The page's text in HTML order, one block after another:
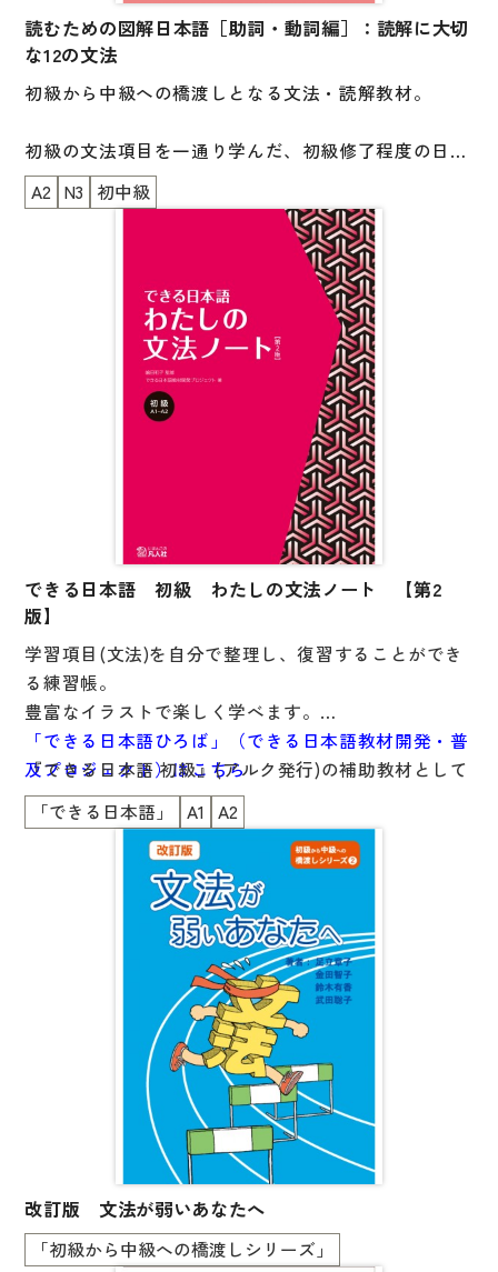
カセットテープ・ＣＤ
カード・ゲーム・絵教材
絵本・子ども向け補助
図表
辞典
漢字字典（辞典）
スペイン語辞典
ポルトガル語辞典
ロシア語辞典
各国語辞典
国語辞典
漢字・漢和辞典
語学・文法辞典
表現・用字用語辞典
比較文化辞典
教師用参考書
文章・談話・表現
表記
言語学
レベルのめやす：JLPT N3～、A2～
読むための図解日本語［助詞・動詞編］：読解に大切
な12の文法
初級から中級への橋渡しとなる文法・読解教材。
初級の文法項目を一通り学んだ、初級修了程度の日本
語学習者を対象としています。
一般的な日本語の文章はまだあまり読んだことがなく
て、読めるようになりたいと思っている人のための教
読解のポイントとなる12の文法・文型（文の構造）
を、わかりやすい構成と図解を用いた解説で、楽しく
初級で学んだ文法・文型を、読解の視点、文章におけ
る機能の観点で学びなおしましょう。
解説文は、英語・中国語・ベトナム語の対訳付き。
読み物は、150 字程度の文章で、知的興味がもてる内
容のものになっています。
レベルのめやす：JLPT N3～、A2～
A2 N3 初中級
できる日本語 初級 わたしの文法ノート 【第2
版】
学習項目(文法)を自分で整理し、復習することができ
る練習帳。
豊富なイラストで楽しく学べます。
『できる日本語 初級』(アルク発行)の補助教材として
開発されましたが、
他の教科書を使用している方にもおススメです。
「できる日本語ひろば」（できる日本語教材開発・普
及プロジェクト）はこちら
「できる日本語」
A1 A2
改訂版 文法が弱いあなたへ
「初級から中級への橋渡しシリーズ」